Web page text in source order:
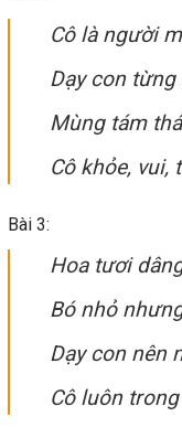
Cô là người
Dạy con
Mùng tám
Cô khỏe, vui,
Bài 3:
Hoa tươi
Bó nhỏ
Dạy con nên
Cô luôn